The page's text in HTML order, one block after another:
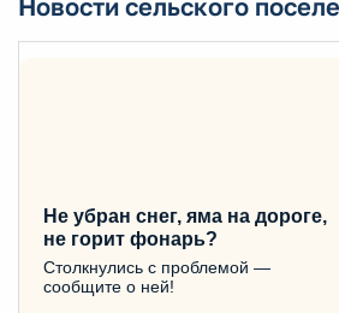
Новости сельского
Не убран снег, яма на дороге,
не горит фонарь?
Столкнулись с проблемой —
сообщите о ней!